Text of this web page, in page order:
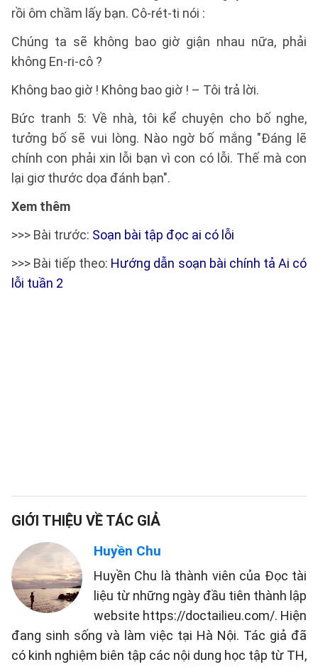
rồi ôm chầm lấy bạn. Cô-rét-ti nói :
Chúng ta sẽ không bao giờ giận nhau nữa, phải
không En-ri-cô ?
Không bao giờ ! Không bao giờ ! – Tôi trả lời.
Bức tranh 5: Về nhà, tôi kể chuyện cho bố nghe,
tưởng bố sẽ vui lòng. Nào ngờ bố mắng "Đáng lẽ
chính con phải xin lỗi bạn vì con có lỗi. Thế mà con
lại giơ thước dọa đánh bạn".
Xem thêm
>>> Bài trước: Soạn bài tập đọc ai có lỗi
>>> Bài tiếp theo: Hướng dẫn soạn bài chính tả Ai có
lỗi tuần 2
GIỚI THIỆU VỀ TÁC GIẢ
Huyền Chu
Huyền Chu là thành viên của Đọc tài
liệu từ những ngày đầu tiên thành lập
website https://doctailieu.com/. Hiện
đang sinh sống và làm việc tại Hà Nội. Tác giả đã
có kinh nghiệm biên tập các nội dung học tập từ TH,